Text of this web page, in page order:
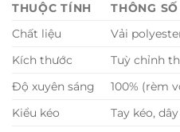
THUỘC TÍNH
THÔNG
Chất liệu
Vải
Kích thước
Tuỳ chỉnh
Độ xuyên sáng
100% (rèm
Kiểu kéo
Tay kéo,